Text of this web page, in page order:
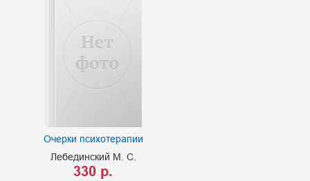
Очерки психотерапии
Лебединский М. С.
330 р.